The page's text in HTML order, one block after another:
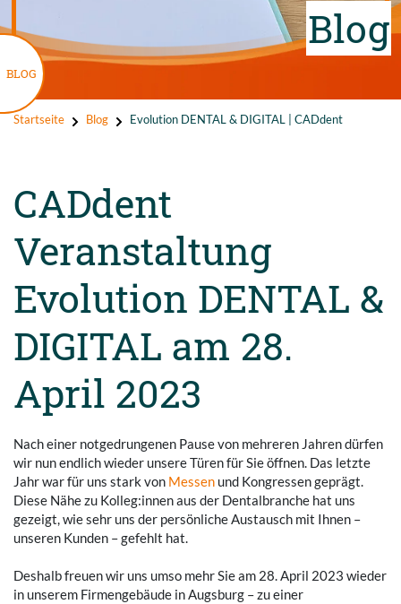
Blog
Startseite Blog Evolution DENTAL & DIGITAL | CADdent
CADdent
Veranstaltung
Evolution DENTAL &
DIGITAL am 28.
April 2023
Nach einer notgedrungenen Pause von mehreren Jahren dürfen
wir nun endlich wieder unsere Türen für Sie öffnen. Das letzte
Jahr war für uns stark von Messen und Kongressen geprägt.
Diese Nähe zu Kolleg:innen aus der Dentalbranche hat uns
gezeigt, wie sehr uns der persönliche Austausch mit Ihnen –
unseren Kunden – gefehlt hat.
Deshalb freuen wir uns umso mehr Sie am 28. April 2023 wieder
in unserem Firmengebäude in Augsburg – zu einer
BLOG